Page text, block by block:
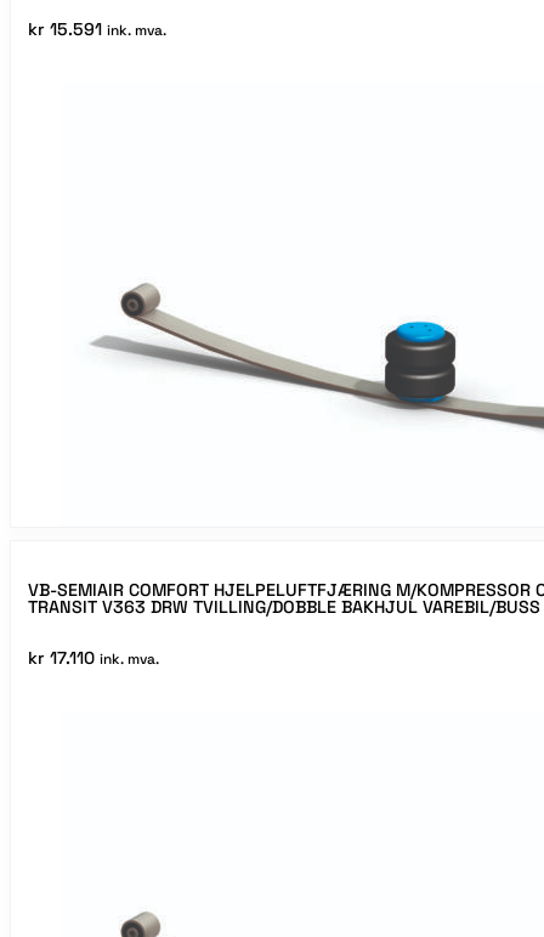
kr 15.591 ink. mva.
VB-SEMIAIR COMFORT HJELPELUFTFJÆRING M/KOMPRESSOR
TRANSIT V363 DRW TVILLING/DOBBLE BAKHJUL VAREBIL/
kr 17.110 ink. mva.